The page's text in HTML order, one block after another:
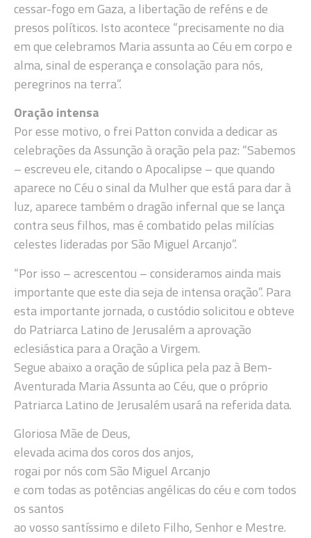
cessar-fogo em Gaza, a libertação de reféns e de
presos políticos. Isto acontece “precisamente no dia
em que celebramos Maria assunta ao Céu em corpo e
alma, sinal de esperança e consolação para nós,
peregrinos na terra”.
Oração intensa
Por esse motivo, o frei Patton convida a dedicar as
celebrações da Assunção à oração pela paz: “Sabemos
– escreveu ele, citando o Apocalipse – que quando
aparece no Céu o sinal da Mulher que está para dar à
luz, aparece também o dragão infernal que se lança
contra seus filhos, mas é combatido pelas milícias
celestes lideradas por São Miguel Arcanjo”.
“Por isso – acrescentou – consideramos ainda mais
importante que este dia seja de intensa oração”. Para
esta importante jornada, o custódio solicitou e obteve
do Patriarca Latino de Jerusalém a aprovação
eclesiástica para a Oração a Virgem.
Segue abaixo a oração de súplica pela paz à Bem-
Aventurada Maria Assunta ao Céu, que o próprio
Patriarca Latino de Jerusalém usará na referida data.
Gloriosa Mãe de Deus,
elevada acima dos coros dos anjos,
rogai por nós com São Miguel Arcanjo
e com todas as potências angélicas do céu e com todos
os santos
ao vosso santíssimo e dileto Filho, Senhor e Mestre.